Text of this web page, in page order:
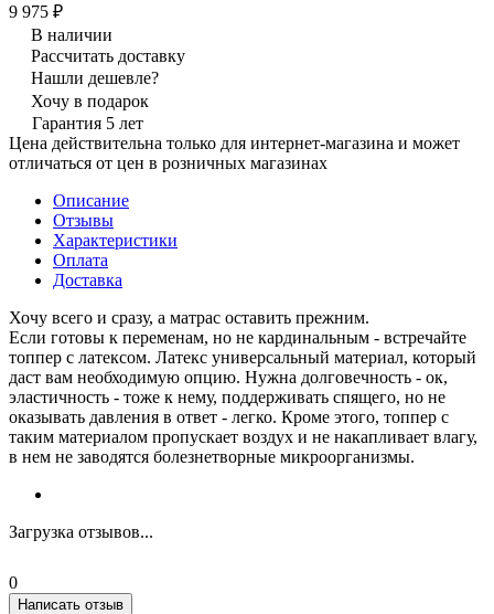
9 975 ₽
В наличии
Рассчитать доставку
Нашли дешевле?
Хочу в подарок
Гарантия 5 лет
Цена действительна только для интернет-магазина и может
отличаться от цен в розничных магазинах
Описание
Отзывы
Характеристики
Оплата
Доставка
Хочу всего и сразу, а матрас оставить прежним.
Если готовы к переменам, но не кардинальным - встречайте
топпер с латексом. Латекс универсальный материал, который
даст вам необходимую опцию. Нужна долговечность - ок,
эластичность - тоже к нему, поддерживать спящего, но не
оказывать давления в ответ - легко. Кроме этого, топпер с
таким материалом пропускает воздух и не накапливает влагу,
в нем не заводятся болезнетворные микроорганизмы.
Загрузка отзывов...
0
Написать отзыв